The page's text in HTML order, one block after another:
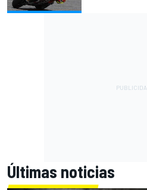
Últimas noticias